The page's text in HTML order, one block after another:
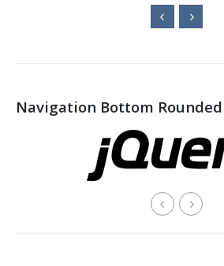
Navigation Bottom Rounded